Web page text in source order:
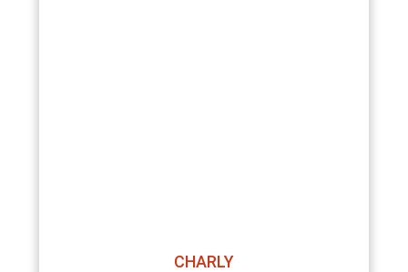
CHARLY